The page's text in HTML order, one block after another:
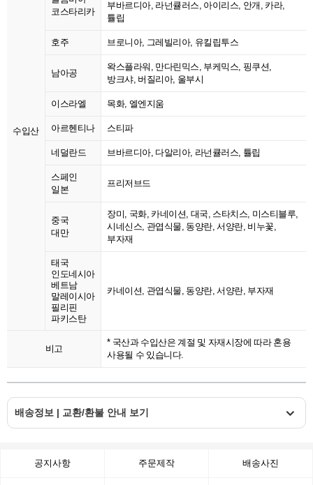
수입산
코스타리카
부바르디아, 라넌큘러스, 아이리스, 안개, 카라,
튤립
호주 브로니아, 그레빌리아, 유킬립투스
남아공
왁스플라워, 만다린믹스, 부케믹스, 핑쿠션,
방크샤, 버질리아, 울부시
이스라엘 목화, 엘엔지움
아르헨티나 스티파
네덜란드 브바르디아, 다알리아, 라넌큘러스, 튤립
스페인
일본
프리저브드
중국
대만
장미, 국화, 카네이션, 대국, 스타치스, 미스티블루,
시네신스, 관엽식물, 동양란, 서양란, 비누꽃,
부자재
태국
인도네시아
베트남
말레이시아
필리핀
파키스탄
카네이션, 관엽식물, 동양란, 서양란, 부자재
비고
* 국산과 수입산은 계절 및 자재시장에 따라 혼용
사용될 수 있습니다.
배송정보 | 교환/환불 안내 보기
공지사항 주문제작 배송사진